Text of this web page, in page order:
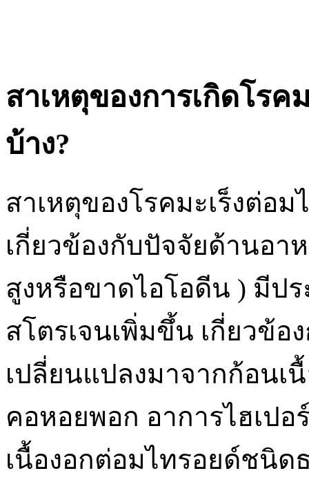
สาเหตุของการเกิดโรค
บ้าง?
สาเหตุของโรคมะเร็งต่อ
เกี่ยวข้องกับปัจจัยด้านอา
สูงหรือขาดไอโอดีน ) มีป
สโตรเจนเพิ่มขึ้น เกี่ยวข้อ
เปลี่ยนแปลงมาจากก้อนเ
คอหอยพอก อาการไฮเปอ
เนื้องอกต่อมไทรอยด์ชนิด